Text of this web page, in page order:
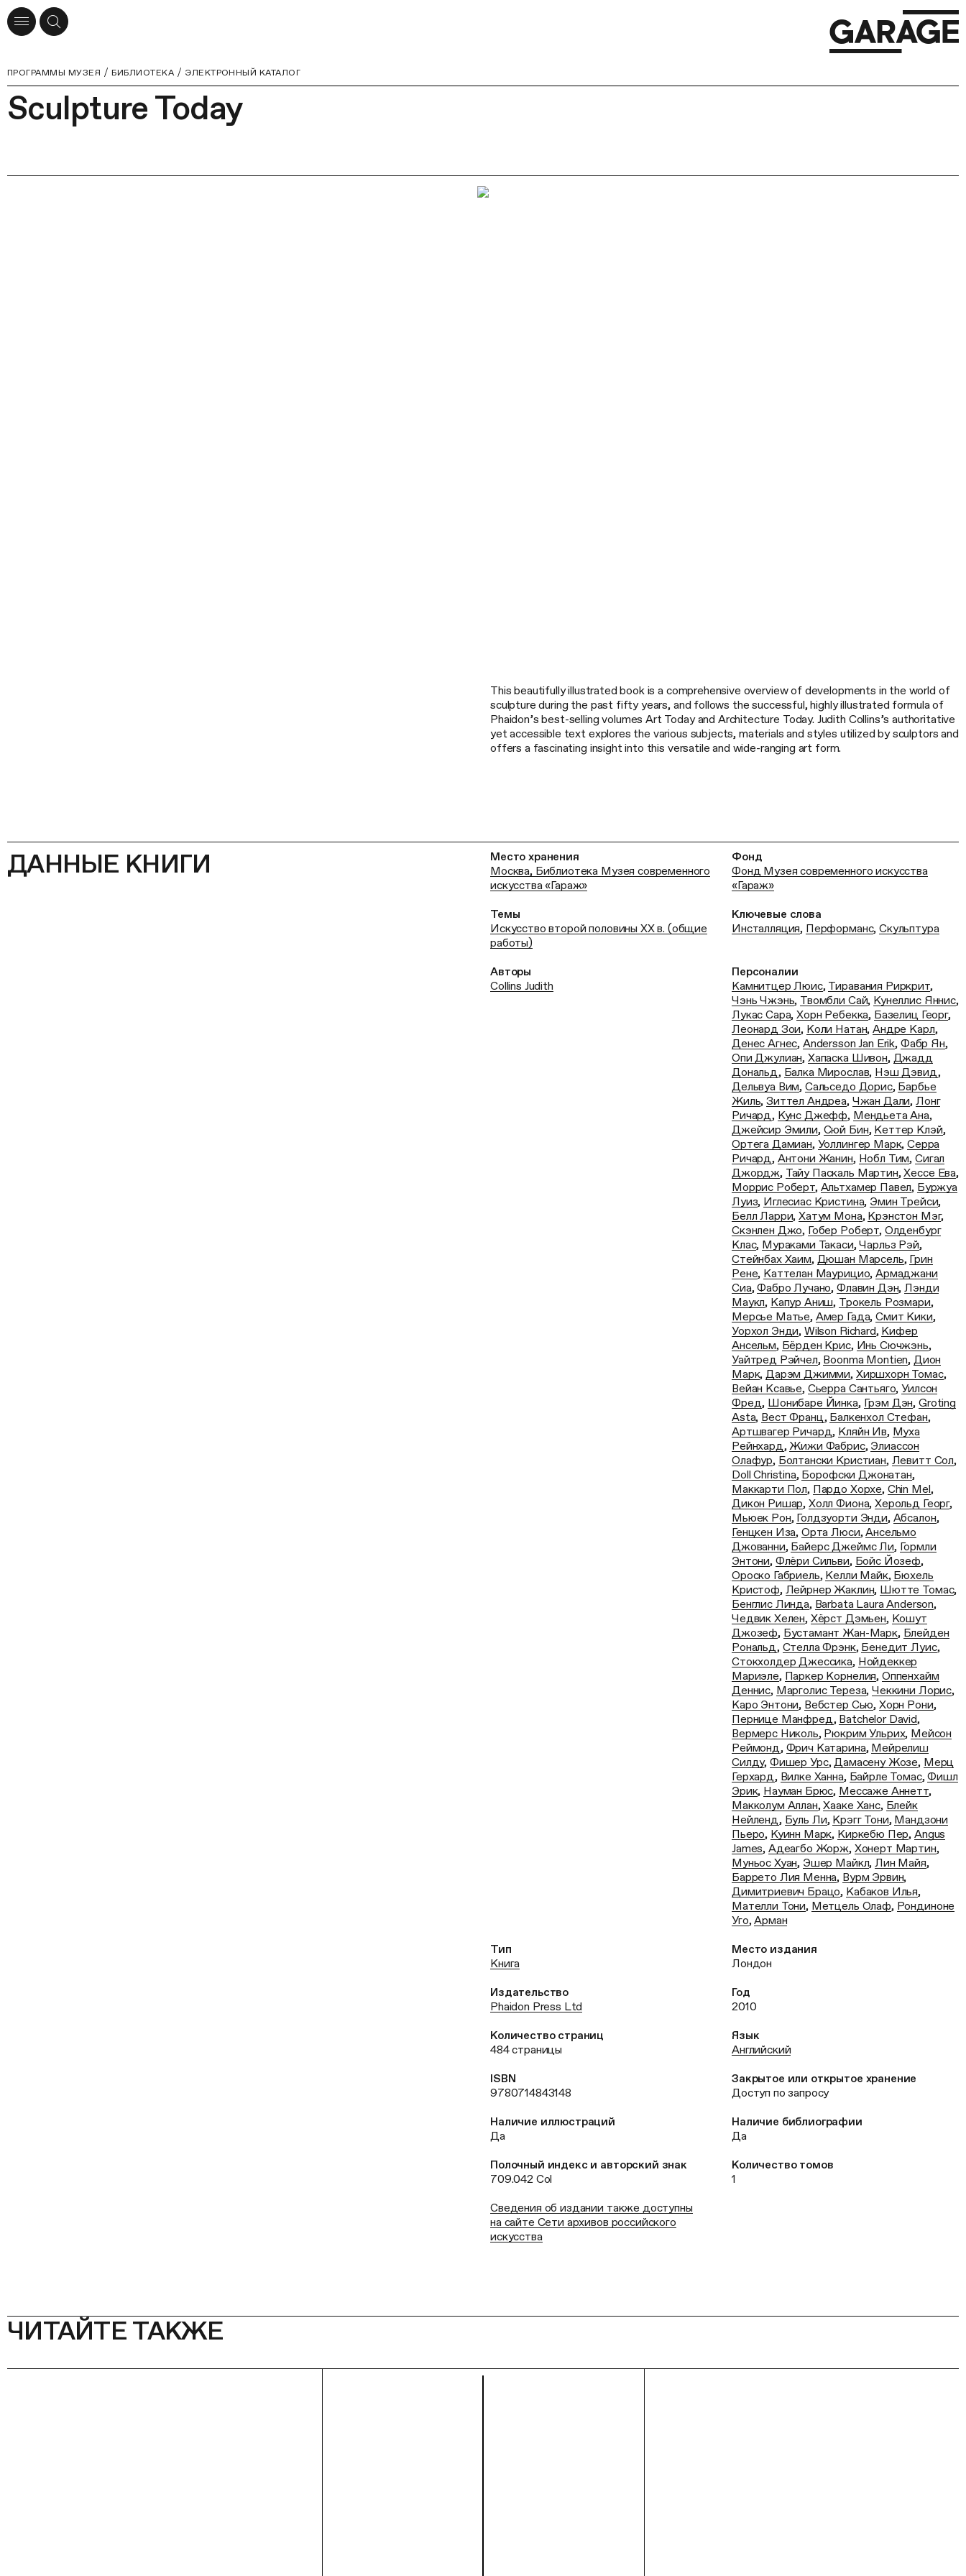
ПРОГРАММЫ МУЗЕЯ БИБЛИОТЕКА ЭЛЕКТРОННЫЙ КАТАЛОГ
Sculpture Today
This beautifully illustrated book is a comprehensive overview of developments in the world of
sculpture during the past fifty years, and follows the successful, highly illustrated formula of
Phaidon’s best-selling volumes Art Today and Architecture Today. Judith Collins’s authoritative
yet accessible text explores the various subjects, materials and styles utilized by sculptors and
offers a fascinating insight into this versatile and wide-ranging art form.
ДАННЫЕ КНИГИ
Место хранения
Москва, Библиотека Музея современного
искусства «Гараж»
Фонд
Фонд Музея современного искусства
«Гараж»
Темы
Искусство второй половины ХХ в. (общие
работы)
Ключевые слова
Инсталляция, Перформанс,Скульптура
Авторы
Collins Judith
Персоналии
Камнитцер Люис, Тиравания Риркрит,
Чэнь Чжэнь, Твомбли Сай, Кунеллис Яннис,
Лукас Сара,Хорн Ребекка, Базелиц Георг,
Леонард Зои, Коли Натан,Андре Карл,
Денес Агнес, Andersson Jan Erik, Фабр Ян,
Опи Джулиан, Хапаска Шивон, Джадд
Дональд, Балка Мирослав, Нэш Дэвид,
Дельвуа Вим, Сальседо Дорис, Барбье
Жиль,Зиттел Андреа, Чжан Дали, Лонг
Ричард, Кунс Джефф, Мендьета Ана,
Джейсир Эмили, Сюй Бин, Кеттер Клэй,
Ортега Дамиан, Уоллингер Марк,Серра
Ричард, Антони Жанин, Нобл Тим, Сигал
Джордж, Тайу Паскаль Мартин,Хессе Ева,
Моррис Роберт, Альтхамер Павел, Буржуа
Луиз, Иглесиас Кристина, Эмин Трейси,
Белл Ларри,Хатум Мона, Крэнстон Мэг,
Скэнлен Джо, Гобер Роберт, Олденбург
Клас, Мураками Такаси,Чарльз Рэй,
Стейнбах Хаим, Дюшан Марсель, Грин
Рене, Каттелан Маурицио,Армаджани
Сиа,Фабро Лучано,Флавин Дэн,Лэнди
Маукл, Капур Аниш, Трокель Розмари,
Мерсье Матье, Амер Гада,Смит Кики,
Уорхол Энди, Wilson Richard, Кифер
Ансельм, Бёрден Крис, Инь Сючжэнь,
Уайтред Рэйчел, Boonma Montien, Дион
Марк,Дарэм Джимми, Хиршхорн Томас,
Вейан Ксавье, Сьерра Сантьяго,Уилсон
Фред, Шонибаре Йинка, Грэм Дэн, Groting
Asta, Вест Франц, Балкенхол Стефан,
Артшвагер Ричард, Кляйн Ив, Муха
Рейнхард,Жижи Фабрис, Элиассон
Олафур, Болтански Кристиан, Левитт Сол,
Doll Christina, Борофски Джонатан,
Маккарти Пол, Пардо Хорхе, Chin Mel,
Дикон Ришар, Холл Фиона,Херольд Георг,
Мьюек Рон, Голдзуорти Энди, Абсалон,
Генцкен Иза, Орта Люси,Ансельмо
Джованни, Байерс Джеймс Ли, Гормли
Энтони, Флёри Сильви, Бойс Йозеф,
Ороско Габриель, Келли Майк, Бюхель
Кристоф, Лейрнер Жаклин, Шютте Томас,
Бенглис Линда, Barbata Laura Anderson,
Чедвик Хелен, Хёрст Дэмьен, Кошут
Джозеф, Бустамант Жан-Марк, Блейден
Рональд, Стелла Фрэнк, Бенедит Луис,
Стокхолдер Джессика, Нойдеккер
Мариэле, Паркер Корнелия, Оппенхайм
Деннис, Марголис Тереза,Чеккини Лорис,
Каро Энтони, Вебстер Сью, Хорн Рони,
Пернице Манфред, Batchelor David,
Вермерс Николь, Рюкрим Ульрих, Мейсон
Реймонд, Фрич Катарина, Мейрелиш
Силду, Фишер Урс,Дамасену Жозе, Мерц
Герхард, Вилке Ханна, Байрле Томас,Фишл
Эрик, Науман Брюс, Мессаже Аннетт,
Макколум Аллан,Хааке Ханс, Блейк
Нейленд, Буль Ли, Крэгг Тони, Мандзони
Пьеро, Куинн Марк, Киркебю Пер, Angus
James, Адеагбо Жорж, Хонерт Мартин,
Муньос Хуан, Эшер Майкл,Лин Майя,
Баррето Лия Менна, Вурм Эрвин,
Димитриевич Брацо, Кабаков Илья,
Мателли Тони, Метцель Олаф, Рондиноне
Уго,Арман
Тип
Книга
Место издания
Лондон
Издательство
Phaidon Press Ltd
Год
2010
Количество страниц
484 страницы
Язык
Английский
ISBN
9780714843148
Закрытое или открытое хранение
Доступ по запросу
Наличие иллюстраций
Да
Наличие библиографии
Да
Полочный индекс и авторский знак
709.042 Col
Количество томов
1
Сведения об издании также доступны
на сайте Сети архивов российского
искусства
ЧИТАЙТЕ ТАКЖЕ